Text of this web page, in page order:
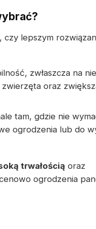
lepszym
zwłaszcza na
oraz
tam, gdzie nie
ogrodzenia lub do
trwałością oraz
ogrodzenia